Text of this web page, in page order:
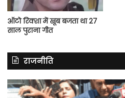
ऑटो रिक्शा में खूब बजता था 27
साल पुराना गीत
राजनीति